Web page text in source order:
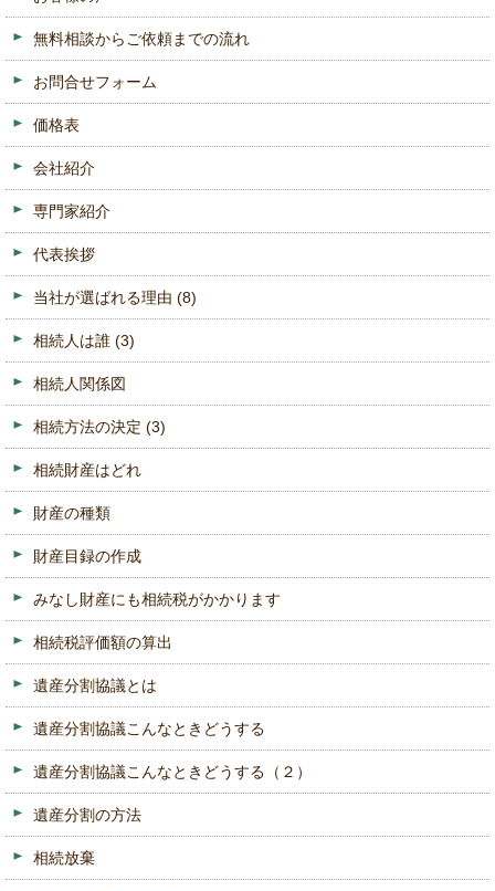
無料相談からご依頼までの流れ
お問合せフォーム
価格表
会社紹介
専門家紹介
代表挨拶
当社が選ばれる理由 (8)
相続人は誰 (3)
相続人関係図
相続方法の決定 (3)
相続財産はどれ
財産の種類
財産目録の作成
みなし財産にも相続税がかかります
相続税評価額の算出
遺産分割協議とは
遺産分割協議こんなときどうする
遺産分割協議こんなときどうする（２）
遺産分割の方法
相続放棄